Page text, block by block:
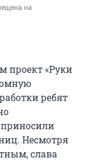
на
проект «Руки
ребят
Несмотря
слава